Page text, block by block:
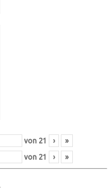
von 21 › »
von 21 › »